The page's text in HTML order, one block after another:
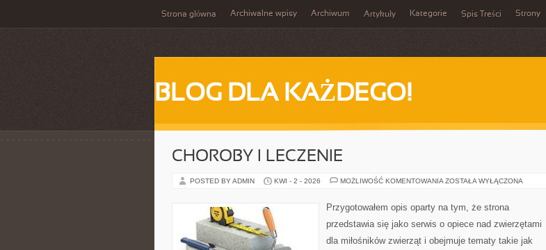
Strona główna Archiwalne wpisy Archiwum Artykuły Kategorie Spis Treści Strony
BLOG DLA KAŻDEGO!
CHOROBY I LECZENIE
POSTED BY ADMIN KWI - 2 - 2026 MOŻLIWOŚĆ KOMENTOWANIA CHOROBY
ZOSTAŁA WYŁĄCZONA
Przygotowałem opis oparty na tym, że strona
przedstawia się jako serwis o opiece nad zwierzętami
dla miłośników zwierząt i obejmuje tematy takie jak